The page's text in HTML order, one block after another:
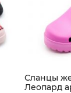
Сланцы
Леопард